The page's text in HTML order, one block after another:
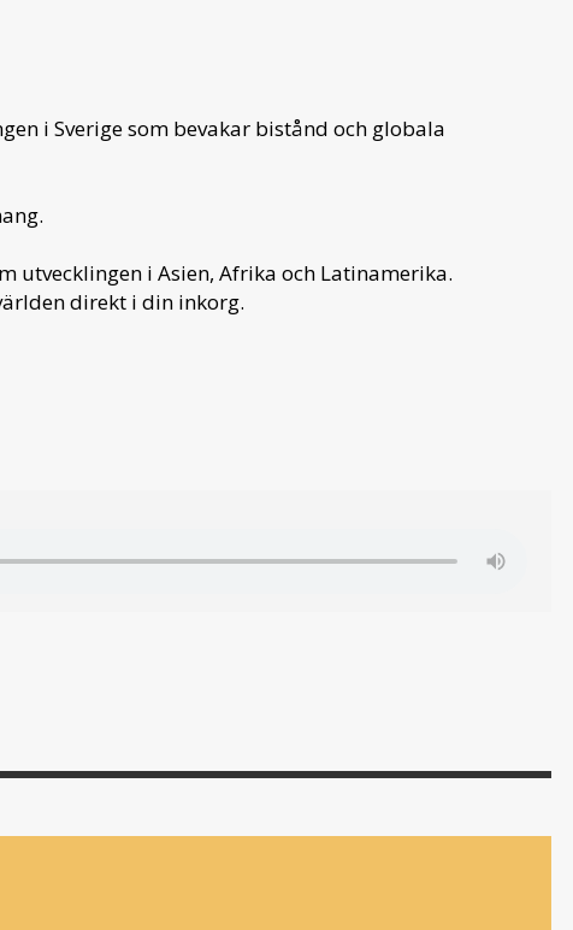
i Sverige som bevakar bistånd och globala
utvecklingen i Asien, Afrika och Latinamerika.
direkt i din inkorg.